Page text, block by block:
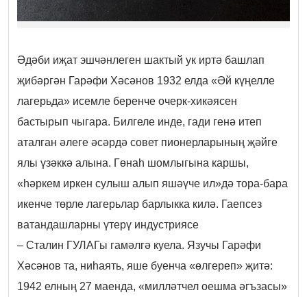
Әдәби иҗат эшчәнлеген шактый ук иртә башлап
җибәргән Гарәфи Хәсәнов 1932 елда «Әй күңелле
лагерьда» исемле беренче очерк-хикәясен
бастырып чыгара. Билгеле инде, гади генә итеп
аталган әлеге әсәрдә совет пионерларының җәйге
ялы үзәккә алына. Гөнаһ шомлыгына каршы,
«һәркем иркен сулыш алып яшәүче ил»дә тора-бара
икенче төрле лагерьлар барлыкка килә. Гаепсез
ватандашларны үтерү индустриясе
– Сталин ГУЛАГы гамәлгә куела. Язучы Гарәфи
Хәсәнов та, ниһаять, яше буенча «өлгереп» җитә:
1942 елның 27 маенда, «милләтчел оешма әгъзасы»